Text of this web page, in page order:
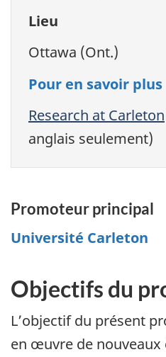
Lieu
Ottawa (Ont.)
Pour en savoir plus
Research at Carleton
anglais seulement)
Promoteur principal
Université Carleton
Objectifs du
L’objectif du présent
en œuvre de nouveaux